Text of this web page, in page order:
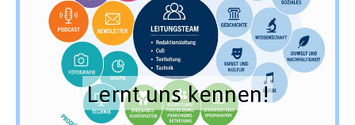
Lernt uns kennen!